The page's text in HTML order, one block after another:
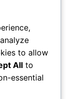
для
to allow
All to
essential